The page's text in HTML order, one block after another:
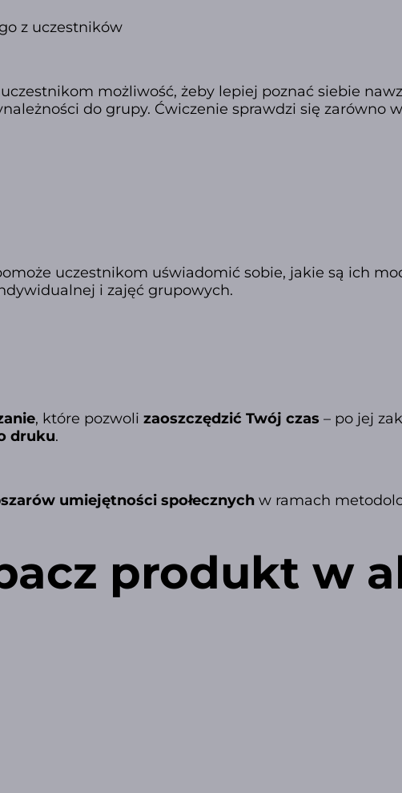
z uczestników
możliwość, żeby lepiej poznać siebie
do grupy. Ćwiczenie sprawdzi się zarówno
uczestnikom uświadomić sobie, jakie są ich
i zajęć grupowych.
, które pozwoli zaoszczędzić Twój czas – po jej
druku.
umiejętności społecznychw ramach
produkt w